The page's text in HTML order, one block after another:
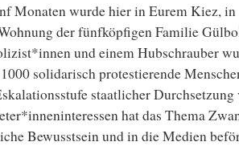
Monaten wurde hier in Eurem Kiez, in
der fünfköpfigen Familie
und einem Hubschrauber
solidarisch protestierende
staatlicher
hat das Thema
Bewusstsein und in die Medien